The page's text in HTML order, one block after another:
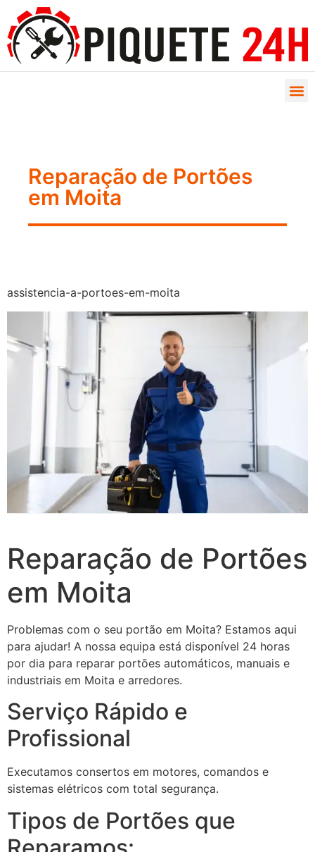
Reparação de Portões
em Moita
assistencia-a-portoes-em-moita
Reparação de Portões
em Moita
Problemas com o seu portão em Moita? Estamos aqui
para ajudar! A nossa equipa está disponível 24 horas
por dia para reparar portões automáticos, manuais e
industriais em Moita e arredores.
Serviço Rápido e
Profissional
Executamos consertos em motores, comandos e
sistemas elétricos com total segurança.
Tipos de Portões que